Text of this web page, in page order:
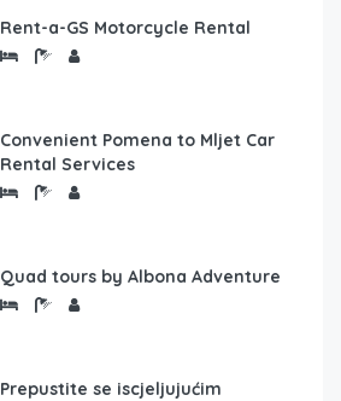
Rent-a-GS Motorcycle Rental
Convenient Pomena to Mljet Car
Rental Services
Quad tours by Albona Adventure
Prepustite se iscjeljujućim